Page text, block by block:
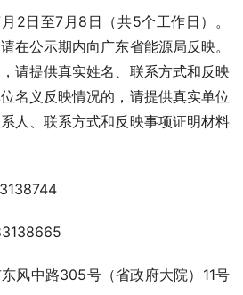
2日至7月8日（共5个工作日）。
在公示期内向广东省能源局反映。
请提供真实姓名、联系方式和反映
名义反映情况的，请提供真实单位
人、联系方式和反映事项证明材料
风中路305号（省政府大院）11号